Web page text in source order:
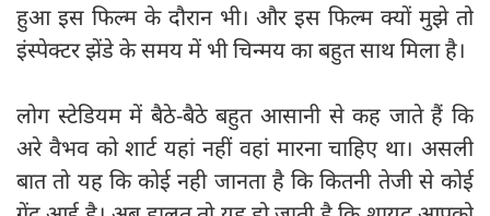
हुआ इस फिल्म के दौरान भी। और इस फिल्म क्यों मुझे तो
इंस्पेक्टर झेंडे के समय में भी चिन्मय का बहुत साथ मिला है।
लोग स्टेडियम में बैठे-बैठे बहुत आसानी से कह जाते हैं कि
अरे वैभव को शार्ट यहां नहीं वहां मारना चाहिए था। असली
बात तो यह कि कोई नही जानता है कि कितनी तेजी से कोई